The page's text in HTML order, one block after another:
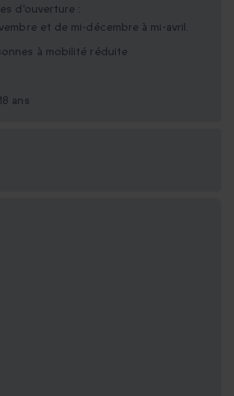
d'ouverture :
et de mi-décembre à mi-avril.
à mobilité réduite
ans